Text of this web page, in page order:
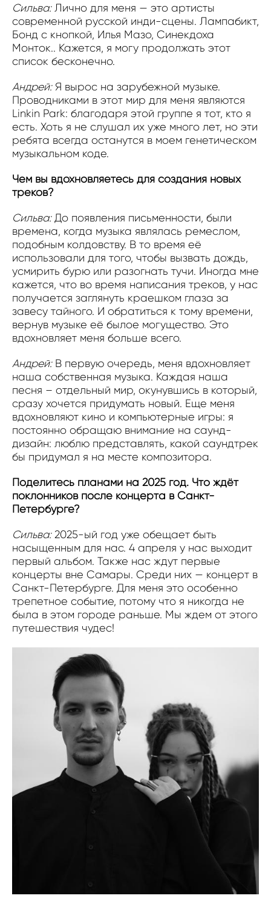
Сильва:Лично для меня — это артисты
современной русской инди-сцены. Лампабикт,
Бонд с кнопкой, Илья Мазо, Синекдоха
Монток.. Кажется, я могу продолжать этот
список бесконечно.
Андрей:Я вырос на зарубежной музыке.
Проводниками в этот мир для меня являются
Linkin Park: благодаря этой группе я тот, кто я
есть. Хоть я не слушал их уже много лет, но эти
ребята всегда останутся в моем генетическом
музыкальном коде.
Чем вы вдохновляетесь для создания новых
треков?
Сильва:До появления письменности, были
времена, когда музыка являлась ремеслом,
подобным колдовству. В то время её
использовали для того, чтобы вызвать дождь,
усмирить бурю или разогнать тучи. Иногда мне
кажется, что во время написания треков, у нас
получается заглянуть краешком глаза за
завесу тайного. И обратиться к тому времени,
вернув музыке её былое могущество. Это
вдохновляет меня больше всего.
Андрей: В первую очередь, меня вдохновляет
наша собственная музыка. Каждая наша
песня – отдельный мир, окунувшись в который,
сразу хочется придумать новый. Еще меня
вдохновляют кино и компьютерные игры: я
постоянно обращаю внимание на саунд-
дизайн: люблю представлять, какой саундтрек
бы придумал я на месте композитора.
Поделитесь планами на 2025 год. Что ждёт
поклонников после концерта в Санкт-
Петербурге?
Сильва:2025-ый год уже обещает быть
насыщенным для нас. 4 апреля у нас выходит
первый альбом. Также нас ждут первые
концерты вне Самары. Среди них — концерт в
Санкт-Петербурге. Для меня это особенно
трепетное событие, потому что я никогда не
была в этом городе раньше. Мы ждем от этого
путешествия чудес!